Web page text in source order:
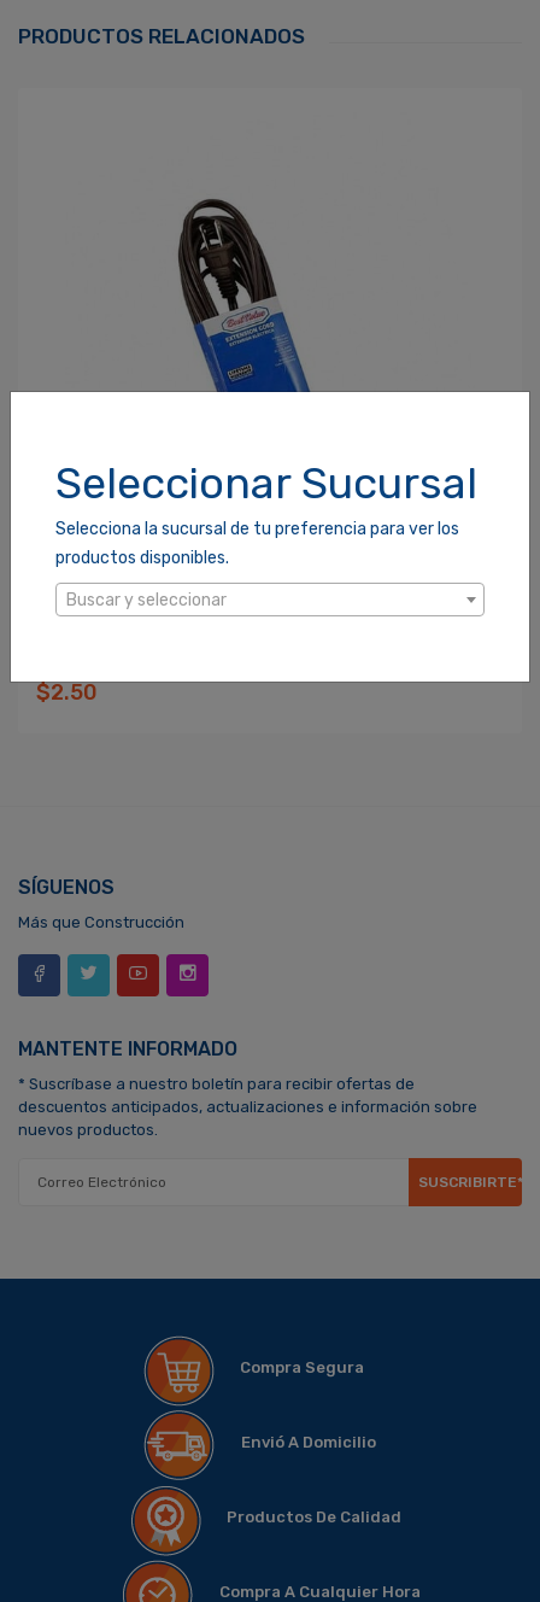
Seleccionar Sucursal
Selecciona la sucursal de tu preferencia para ver los
productos disponibles.
Buscar y seleccionar
¿Olvidaste tu Contraseña?
Recordarme ACCEDER
PRODUCTOS RELACIONADOS
$2.50
SÍGUENOS
Más que Construcción
MANTENTE INFORMADO
* Suscríbase a nuestro boletín para recibir ofertas de
descuentos anticipados, actualizaciones e información sobre
nuevos productos.
SUSCRIBIRTE*
Compra Segura
Envió A Domicilio
Productos De Calidad
Compra A Cualquier Hora